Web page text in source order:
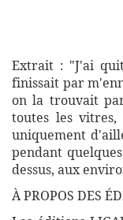
Extrait : "J'ai
finissait par
on la trouvait
toutes les
uniquement
pendant
dessus, aux
À PROPOS DES